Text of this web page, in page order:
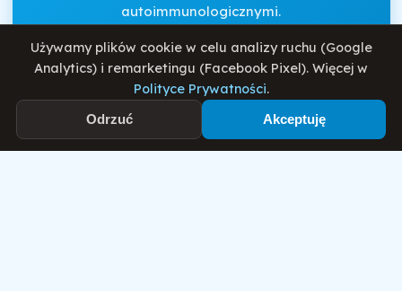
autoimmunologicznymi.
AkceptujęRegulaminiPolitykę Prywatności
Używamy plików cookie w celu analizy ruchu (Google
Analytics) i remarketingu (Facebook Pixel). Więcej w
Polityce Prywatności.
Odrzuć Akceptuję